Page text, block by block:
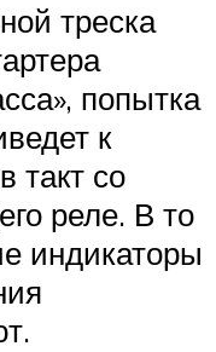
треска
попытка
к
такт со
реле. В то
индикаторы